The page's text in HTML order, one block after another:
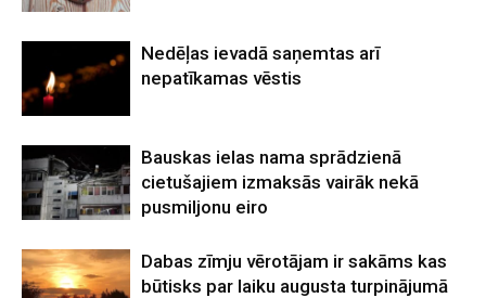
Nedēļas ievadā saņemtas arī
nepatīkamas vēstis
Bauskas ielas nama sprādzienā
cietušajiem izmaksās vairāk nekā
pusmiljonu eiro
Dabas zīmju vērotājam ir sakāms kas
būtisks par laiku augusta turpinājumā